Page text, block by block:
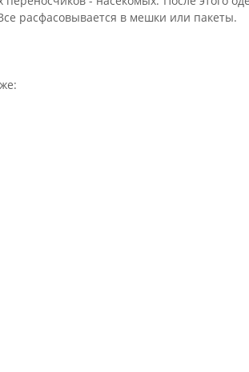
расфасовывается в мешки или пакеты.